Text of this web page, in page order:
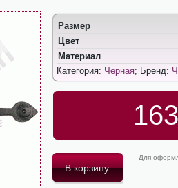
Размер
Цвет
Материал
Категория: Черная; Бренд:
Для